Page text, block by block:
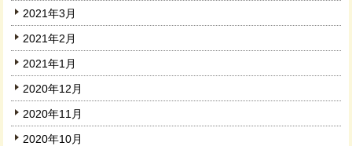
2021年3月
2021年2月
2021年1月
2020年12月
2020年11月
2020年10月